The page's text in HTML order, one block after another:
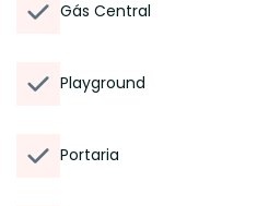
Gás Central
Playground
Portaria